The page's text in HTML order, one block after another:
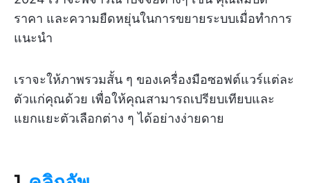
ราคา และความยืดหยุ่นในการขยายระบบเมื่อทำการ
แนะนำ
เราจะให้ภาพรวมสั้น ๆ ของเครื่องมือซอฟต์แวร์แต่ละ
ตัวแก่คุณด้วย เพื่อให้คุณสามารถเปรียบเทียบและ
แยกแยะตัวเลือกต่าง ๆ ได้อย่างง่ายดาย